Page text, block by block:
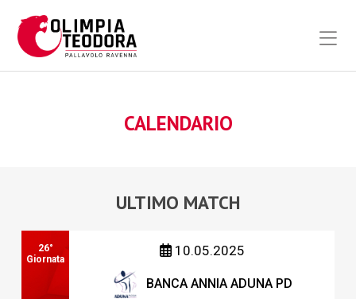
CALENDARIO
ULTIMO MATCH
26°
Giornata
10.05.2025
BANCA ANNIA ADUNA PD